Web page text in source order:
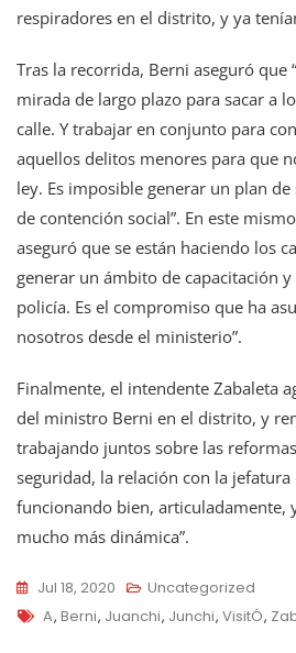
respiradores en el distrito, y ya
Tras la recorrida, Berni aseguró que
mirada de largo plazo para sacar a
calle. Y trabajar en conjunto para
aquellos delitos menores para que
ley. Es imposible generar un plan
de contención social”. En este
aseguró que se están haciendo los
generar un ámbito de capacitación
policía. Es el compromiso que ha
nosotros desde el ministerio”.
Finalmente, el intendente Zabaleta
del ministro Berni en el distrito, y
trabajando juntos sobre las
seguridad, la relación con la jefatura
funcionando bien, articuladamente,
mucho más dinámica”.
Jul 18, 2020
Uncategorized
Tags
A, Berni, Juanchi, Junchi, VisitÓ,